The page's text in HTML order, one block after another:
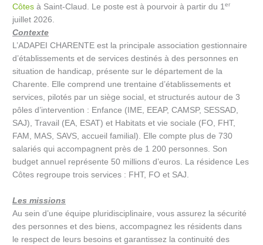
Côtes à Saint-Claud. Le poste est à pourvoir à partir du 1er
juillet 2026.
Contexte
L’ADAPEI CHARENTE est la principale association gestionnaire
d’établissements et de services destinés à des personnes en
situation de handicap, présente sur le département de la
Charente. Elle comprend une trentaine d’établissements et
services, pilotés par un siège social, et structurés autour de 3
pôles d’intervention : Enfance (IME, EEAP, CAMSP, SESSAD,
SAJ), Travail (EA, ESAT) et Habitats et vie sociale (FO, FHT,
FAM, MAS, SAVS, accueil familial). Elle compte plus de 730
salariés qui accompagnent près de 1 200 personnes. Son
budget annuel représente 50 millions d’euros. La résidence Les
Côtes regroupe trois services : FHT, FO et SAJ.
Les missions
Au sein d’une équipe pluridisciplinaire, vous assurez la sécurité
des personnes et des biens, accompagnez les résidents dans
le respect de leurs besoins et garantissez la continuité des